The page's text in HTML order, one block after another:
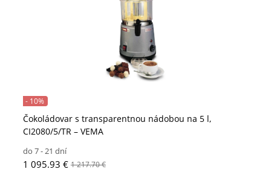
Čokoládovar s transparentnou nádobou na 5 l,
CI2080/5/TR – VEMA
- 10%
do 7 - 21 dní
1 095.93 € 1 217.70 €